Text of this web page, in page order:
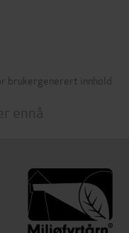
brukergenerert innhold
ennå